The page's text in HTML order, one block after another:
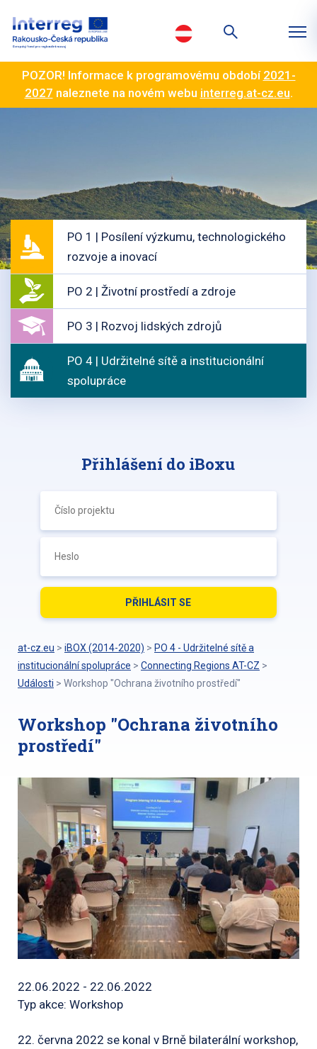
POZOR! Informace k programovému období 2021-
2027 naleznete na novém webu interreg.at-cz.eu.
PO 1 | Posílení výzkumu, technologického
rozvoje a inovací
PO 2 | Životní prostředí a zdroje
PO 3 | Rozvoj lidských zdrojů
PO 4 | Udržitelné sítě a institucionální
spolupráce
Přihlášení do iBoxu
at-cz.eu > iBOX (2014-2020) > PO 4 - Udržitelné sítě a
institucionální spolupráce > Connecting Regions AT-CZ >
Události > Workshop "Ochrana životního prostředí"
Workshop "Ochrana životního
prostředí"
22.06.2022 - 22.06.2022
Typ akce: Workshop
22. června 2022 se konal v Brně bilaterální workshop,